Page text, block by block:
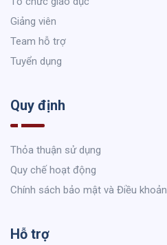
Giảng viên
Team hỗ trợ
Tuyển dụng
Quy định
Thỏa thuận sử dụng
Quy chế hoạt động
Chính sách bảo mật và Điều khoản
Hỗ trợ